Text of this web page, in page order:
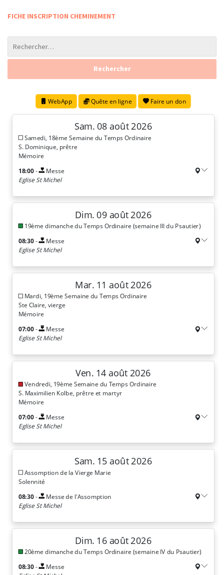
FICHE INSCRIPTION CHEMINEMENT